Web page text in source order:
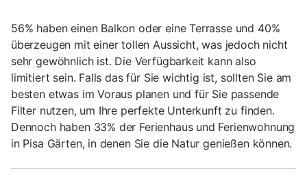
56% haben einen Balkon oder eine Terrasse und 40%
überzeugen mit einer tollen Aussicht, was jedoch nicht
sehr gewöhnlich ist. Die Verfügbarkeit kann also
limitiert sein. Falls das für Sie wichtig ist, sollten Sie am
besten etwas im Voraus planen und für Sie passende
Filter nutzen, um Ihre perfekte Unterkunft zu finden.
Dennoch haben 33% der Ferienhaus und Ferienwohnung
in Pisa Gärten, in denen Sie die Natur genießen können.